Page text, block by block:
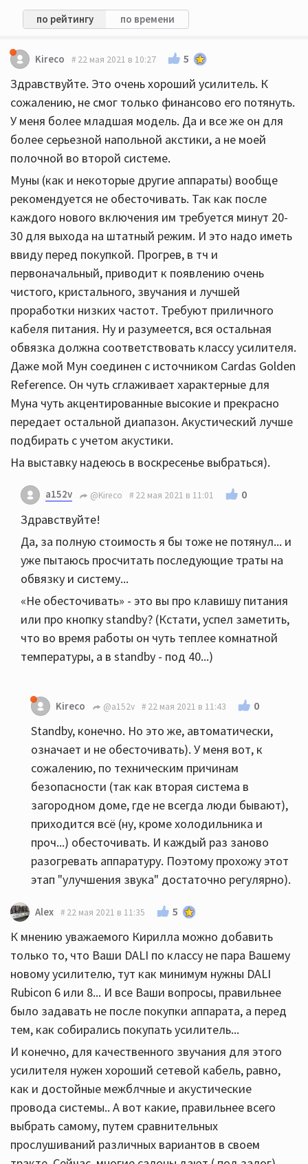
по рейтингу по времени
Kireco 22 мая 2021 в 10:27 5
Здравствуйте. Это очень хороший усилитель. К
сожалению, не смог только финансово его потянуть.
У меня более младшая модель. Да и все же он для
более серьезной напольной акстики, а не моей
полочной во второй системе.
Муны (как и некоторые другие аппараты) вообще
рекомендуется не обесточивать. Так как после
каждого нового включения им требуется минут 20-
30 для выхода на штатный режим. И это надо иметь
ввиду перед покупкой. Прогрев, в тч и
первоначальный, приводит к появлению очень
чистого, кристального, звучания и лучшей
проработки низких частот. Требуют приличного
кабеля питания. Ну и разумеется, вся остальная
обвязка должна соответствовать классу усилителя.
Даже мой Мун соединен с источником Cardas Golden
Reference. Он чуть сглаживает характерные для
Муна чуть акцентированные высокие и прекрасно
передает остальной диапазон. Акустический лучше
подбирать с учетом акустики.
На выставку надеюсь в воскресенье выбраться).
a152v @Kireco 22 мая 2021 в 11:01 0
Здравствуйте!
Да, за полную стоимость я бы тоже не потянул... и
уже пытаюсь просчитать последующие траты на
обвязку и систему...
«Не обесточивать» - это вы про клавишу питания
или про кнопку standby? (Кстати, успел заметить,
что во время работы он чуть теплее комнатной
температуры, а в standby - под 40...)
Kireco @a152v 22 мая 2021 в 11:43 0
Standby, конечно. Но это же, автоматически,
означает и не обесточивать). У меня вот, к
сожалению, по техническим причинам
безопасности (так как вторая система в
загородном доме, где не всегда люди бывают),
приходится всё (ну, кроме холодильника и
проч...) обесточивать. И каждый раз заново
разогревать аппаратуру. Поэтому прохожу этот
этап "улучшения звука" достаточно регулярно).
Alex 22 мая 2021 в 11:35 5
К мнению уважаемого Кирилла можно добавить
только то, что Ваши DALI по классу не пара Вашему
новому усилителю, тут как минимум нужны DALI
Rubicon 6 или 8... И все Ваши вопросы, правильнее
было задавать не после покупки аппарата, а перед
тем, как собирались покупать усилитель...
И конечно, для качественного звучания для этого
усилителя нужен хороший сетевой кабель, равно,
как и достойные межблчные и акустические
провода системы.. А вот какие, правильнее всего
выбрать самому, путем сравнительных
прослушиваний различных вариантов в своем